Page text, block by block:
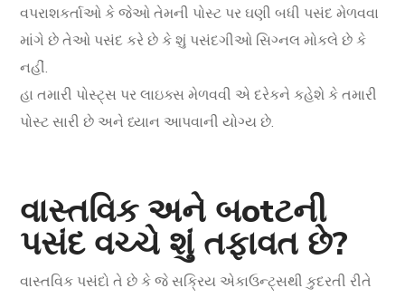
વપરાશકર્તાઓ કે જેઓ તેમની પોસ્ટ પર ઘણી બધી પસંદ મેળવવા
માંગે છે તેઓ પસંદ કરે છે કે શું પસંદગીઓ સિગ્નલ મોકલે છે કે
નહીં.
હા તમારી પોસ્ટ્સ પર લાઇક્સ મેળવવી એ દરેકને કહેશે કે તમારી
પોસ્ટ સારી છે અને ધ્યાન આપવાની યોગ્ય છે.
વાસ્તવિક અને બotટની
પસંદ વચ્ચે શું તફાવત છે?
વાસ્તવિક પસંદો તે છે કે જે સક્રિય એકાઉન્ટ્સથી કુદરતી રીતે